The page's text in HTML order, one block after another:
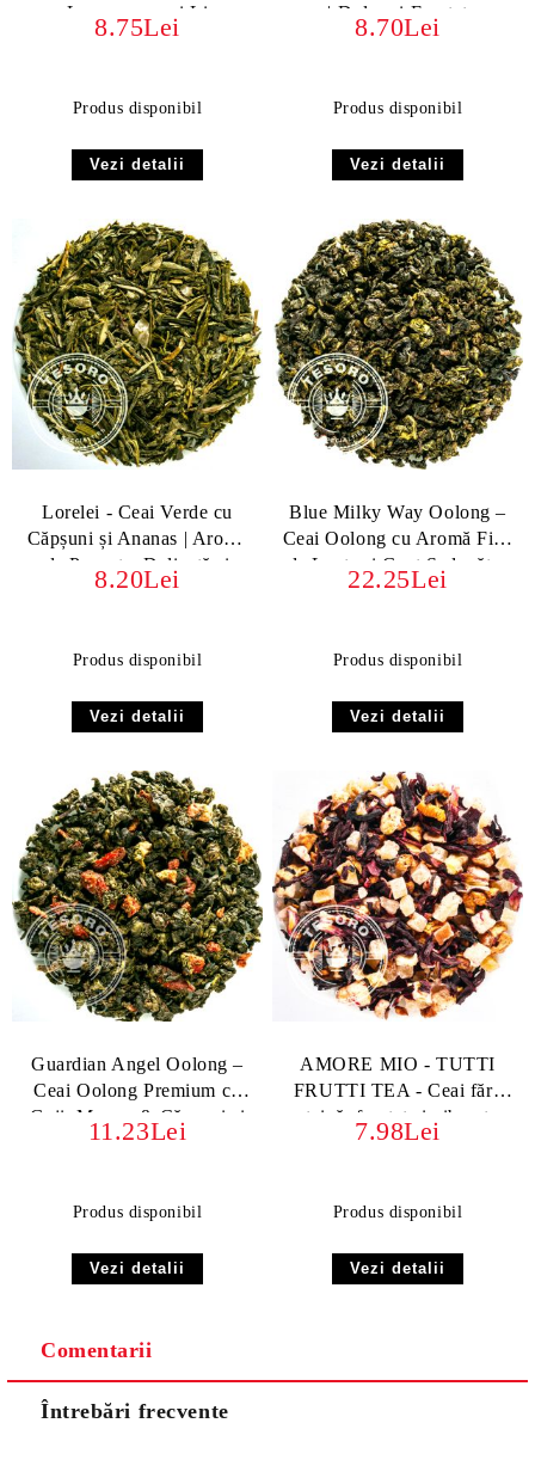
cu Lemongrass și Lime
8.75Lei
Produs disponibil
Vezi detalii
| Dulce și Fructat
8.70Lei
Produs disponibil
Vezi detalii
Lorelei - Ceai Verde cu
Căpșuni și Ananas | Aromă
de Poveste, Delicată și
Fructată
8.20Lei
Produs disponibil
Vezi detalii
Blue Milky Way Oolong –
Ceai Oolong cu Aromă Fină
de Lapte și Gust Seducător
22.25Lei
Produs disponibil
Vezi detalii
Guardian Angel Oolong –
Ceai Oolong Premium cu
Goji, Mango & Căpșuni si
Milky Oolong
11.23Lei
Produs disponibil
Vezi detalii
AMORE MIO - TUTTI
FRUTTI TEA - Ceai fără
teină, fructat și vibrant
7.98Lei
Produs disponibil
Vezi detalii
Comentarii
Întrebări frecvente